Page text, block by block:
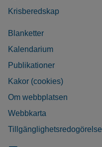
Krisberedskap
Blanketter
Kalendarium
Publikationer
Kakor (cookies)
Om webbplatsen
Webbkarta
Tillgänglighetsredogörelse